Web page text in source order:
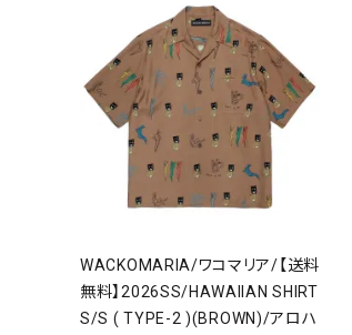
WACKOMARIA/ワコマリア/【送料
無料】2026SS/HAWAIIAN SHIRT
S/S ( TYPE-2 )(BROWN)/アロハ